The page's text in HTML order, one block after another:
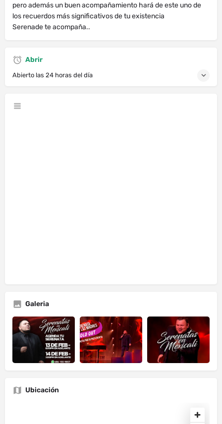
pero además un buen acompañamiento hará de este uno de
los recuerdos más significativos de tu existencia
Serenade te acompaña..
Abrir
Abierto las 24 horas del día
Galeria
Ubicación